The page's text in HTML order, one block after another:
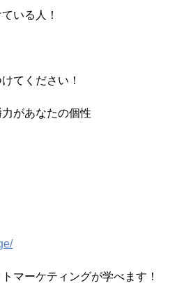
いる人！
てください！
があなたの個性
マーケティングが学べます！